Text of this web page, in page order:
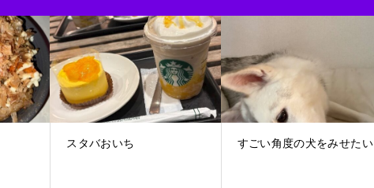
スタバおいち すごい角度の犬をみせたい